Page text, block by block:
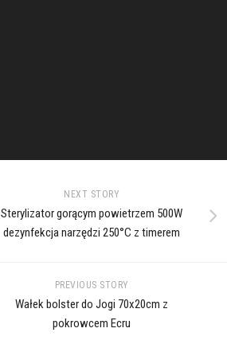
NEXT STORY
Sterylizator gorącym powietrzem 500W
dezynfekcja narzędzi 250°C z timerem
PREVIOUS STORY
Wałek bolster do Jogi 70x20cm z
pokrowcem Ecru